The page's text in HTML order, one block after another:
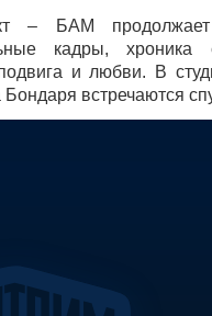
– БАМ продолжает
кадры, хроника
и любви. В
встречаются